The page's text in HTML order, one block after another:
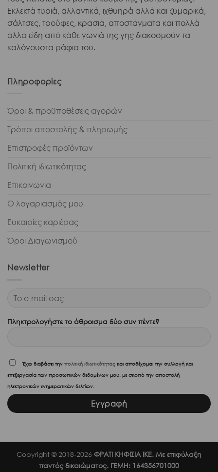
ΔΕΣ ΠΕΡΙΣΣΟΤΕΡΑ
€16,20
Άμεσα διαθέσιμο
ΔΕΣ ΠΕΡΙΣΣΟΤΕΡΑ
Κρασιά & Σαμπάνιες
Οίνοι Αδάμ
Ελλάδα
€17,35
Οινοποιείο Μωραΐτη
70% Αθήρι Μαύρο – 30% Μανδηλαριά
Άμεσα διαθέσιμο